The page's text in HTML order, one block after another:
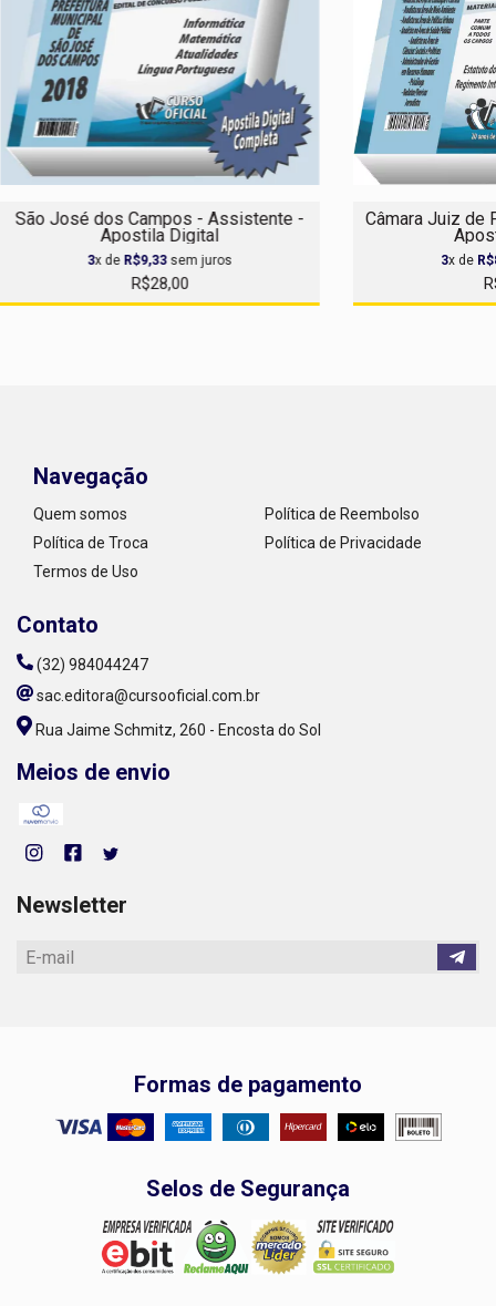
São José dos Campos - Assistente -
Apostila Digital
3x de R$9,33sem juros
R$28,00
Câmara Juiz de
3x de
Navegação
Quem somos
Política de Reembolso
Política de Troca
Política de Privacidade
Termos de Uso
Contato
(32) 984044247
sac.editora@cursooficial.com.br
Rua Jaime Schmitz, 260 - Encosta do Sol
Meios de envio
Newsletter
Formas de pagamento
Selos de Segurança